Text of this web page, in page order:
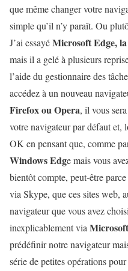
que même changer votre
simple qu’il n’y paraît. Ou
J’ai essayéMicrosoft Edge,
mais il a gelé à plusieurs
l’aide du gestionnaire des
accédez à un nouveau
Firefox ou Opera, il vous
votre navigateur par défaut et,
OK en pensant que, comme
Windows Edge mais vous
bientôt compte, peut-être
via Skype, que ces sites web,
navigateur que vous avez
inexplicablement via
prédéfinir notre navigateur
série de petites opérations